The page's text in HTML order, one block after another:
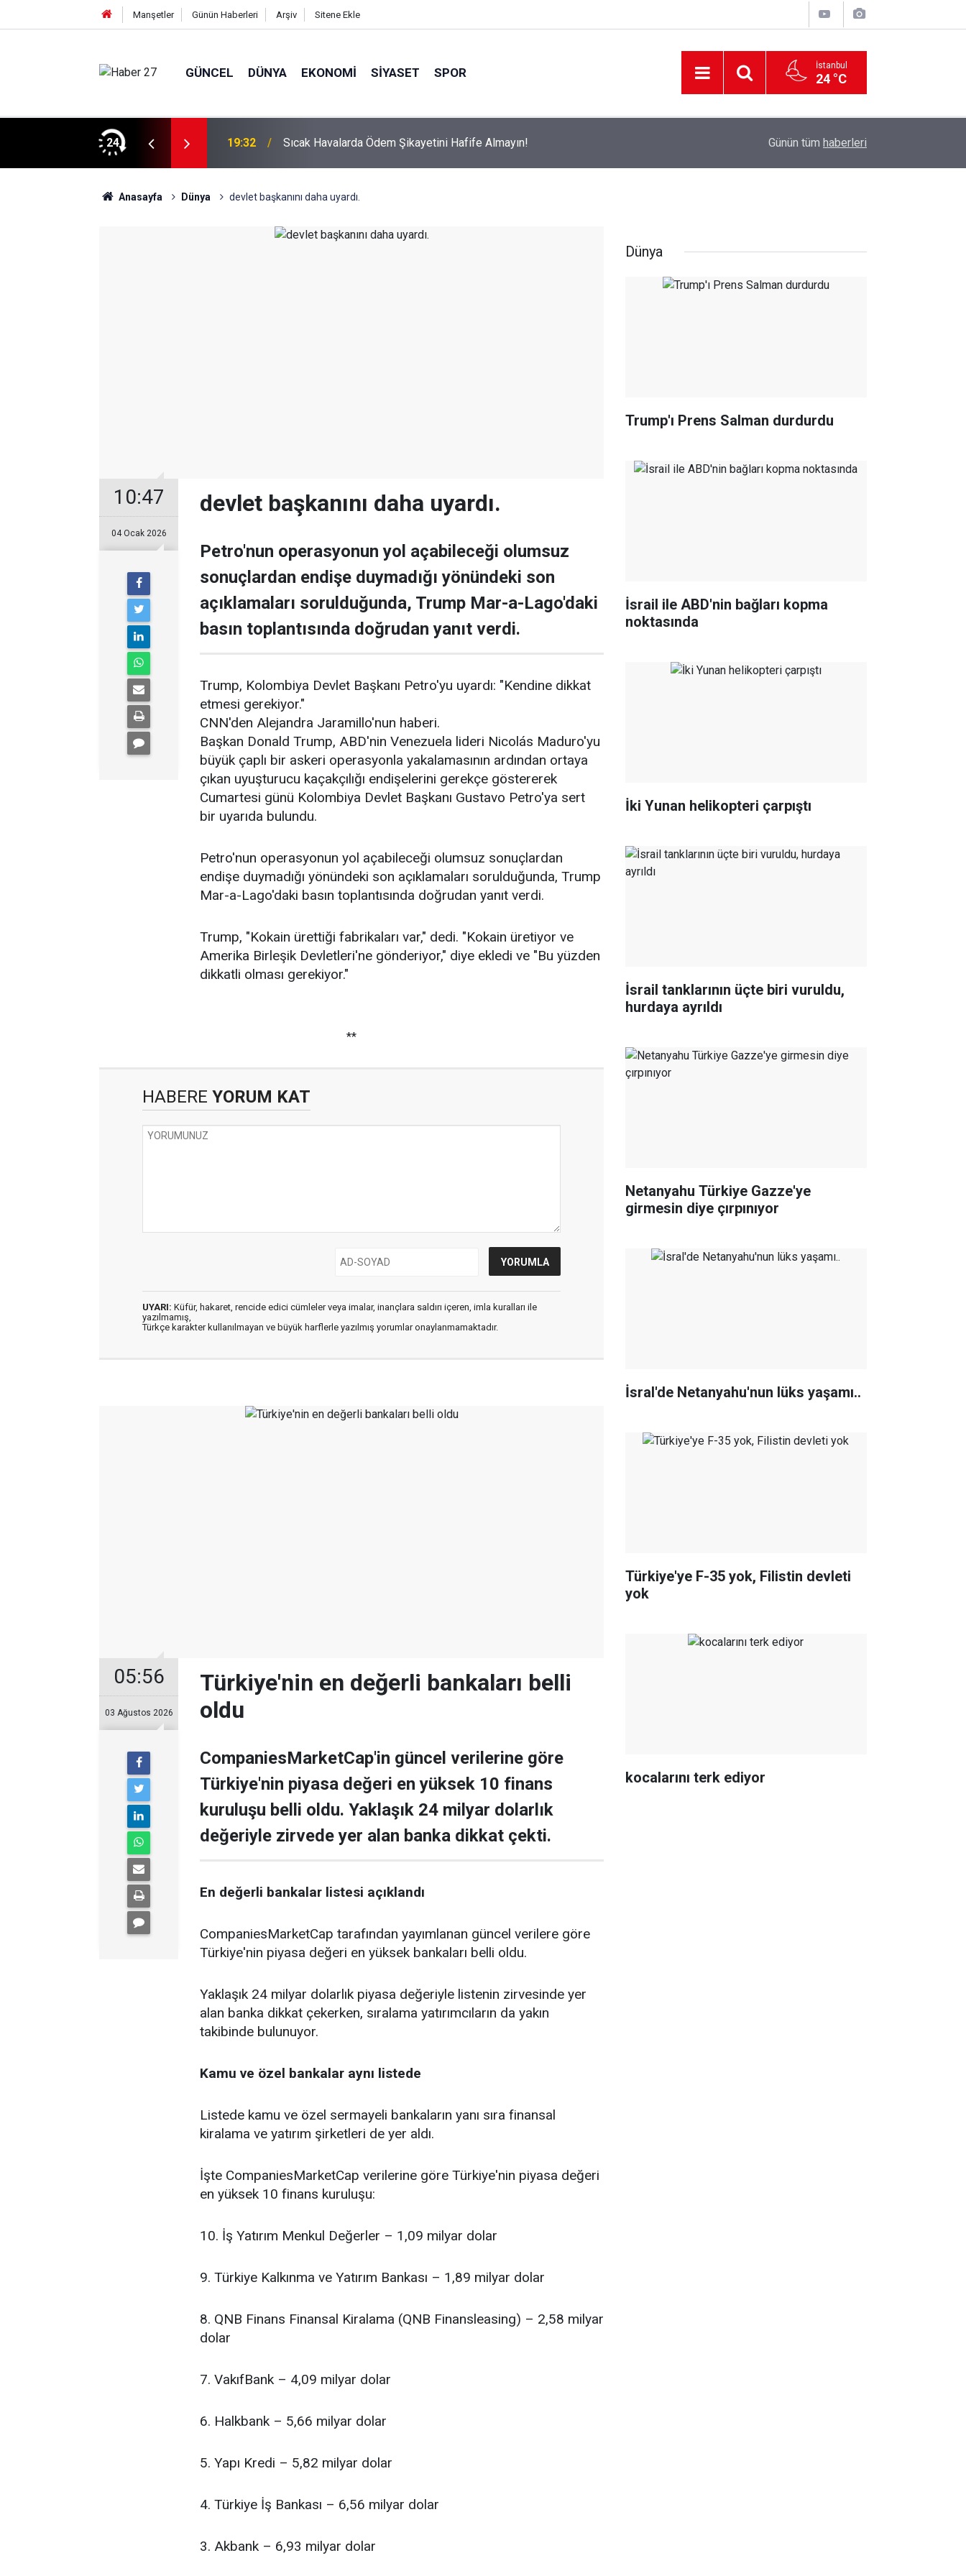
Manşetler Günün Haberleri Arşiv Sitene Ekle
GÜNCEL DÜNYA EKONOMI SIYASET SPOR İstanbul
24 °C
24 19:32 Sıcak Havalarda Ödem Şikayetini Hafife Almayın! İzmir 112’de Kan Donduran İddialar!
Günün tüm haberleri
Anasayfa Dünya devlet başkanını daha uyardı.
10:47
04 Ocak 2026
devlet başkanını daha uyardı.
Petro'nun operasyonun yol açabileceği olumsuz
sonuçlardan endişe duymadığı yönündeki son
açıklamaları sorulduğunda, Trump Mar-a-Lago'daki
basın toplantısında doğrudan yanıt verdi.
Trump, Kolombiya Devlet Başkanı Petro'yu uyardı: "Kendine dikkat
etmesi gerekiyor."
CNN'den Alejandra Jaramillo'nun haberi.
Başkan Donald Trump, ABD'nin Venezuela lideri Nicolás Maduro'yu
büyük çaplı bir askeri operasyonla yakalamasının ardından ortaya
çıkan uyuşturucu kaçakçılığı endişelerini gerekçe göstererek
Cumartesi günü Kolombiya Devlet Başkanı Gustavo Petro'ya sert
bir uyarıda bulundu.
Petro'nun operasyonun yol açabileceği olumsuz sonuçlardan
endişe duymadığı yönündeki son açıklamaları sorulduğunda, Trump
Mar-a-Lago'daki basın toplantısında doğrudan yanıt verdi.
Trump, "Kokain ürettiği fabrikaları var," dedi. "Kokain üretiyor ve
Amerika Birleşik Devletleri'ne gönderiyor," diye ekledi ve "Bu yüzden
dikkatli olması gerekiyor."
**
HABERE YORUM KAT
UYARI: Küfür, hakaret, rencide edici cümleler veya imalar, inançlara saldırı içeren, imla kuralları ile
yazılmamış,
Türkçe karakter kullanılmayan ve büyük harflerle yazılmış yorumlar onaylanmamaktadır.
05:56
03 Ağustos 2026
Türkiye'nin en değerli bankaları belli
oldu
CompaniesMarketCap'in güncel verilerine göre
Türkiye'nin piyasa değeri en yüksek 10 finans
kuruluşu belli oldu. Yaklaşık 24 milyar dolarlık
değeriyle zirvede yer alan banka dikkat çekti.
En değerli bankalar listesi açıklandı
CompaniesMarketCap tarafından yayımlanan güncel verilere göre
Türkiye'nin piyasa değeri en yüksek bankaları belli oldu.
Yaklaşık 24 milyar dolarlık piyasa değeriyle listenin zirvesinde yer
alan banka dikkat çekerken, sıralama yatırımcıların da yakın
takibinde bulunuyor.
Kamu ve özel bankalar aynı listede
Listede kamu ve özel sermayeli bankaların yanı sıra finansal
kiralama ve yatırım şirketleri de yer aldı.
İşte CompaniesMarketCap verilerine göre Türkiye'nin piyasa değeri
en yüksek 10 finans kuruluşu:
10. İş Yatırım Menkul Değerler – 1,09 milyar dolar
9. Türkiye Kalkınma ve Yatırım Bankası – 1,89 milyar dolar
8. QNB Finans Finansal Kiralama (QNB Finansleasing) – 2,58 milyar
dolar
7. VakıfBank – 4,09 milyar dolar
6. Halkbank – 5,66 milyar dolar
5. Yapı Kredi – 5,82 milyar dolar
4. Türkiye İş Bankası – 6,56 milyar dolar
3. Akbank – 6,93 milyar dolar
Dünya
Trump'ı Prens Salman durdurdu
İsrail ile ABD'nin bağları kopma
noktasında
İki Yunan helikopteri çarpıştı
İsrail tanklarının üçte biri vuruldu,
hurdaya ayrıldı
Netanyahu Türkiye Gazze'ye
girmesin diye çırpınıyor
İsral'de Netanyahu'nun lüks yaşamı..
Türkiye'ye F-35 yok, Filistin devleti
yok
kocalarını terk ediyor